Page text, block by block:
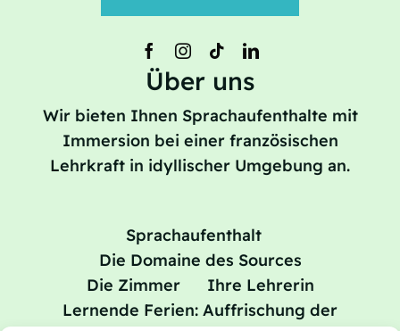
Über uns
Wir bieten Ihnen Sprachaufenthalte mit
Immersion bei einer französischen
Lehrkraft in idyllischer Umgebung an.
Sprachaufenthalt
Die Domaine des Sources
Die Zimmer
Ihre Lehrerin
Lernende Ferien: Auffrischung der